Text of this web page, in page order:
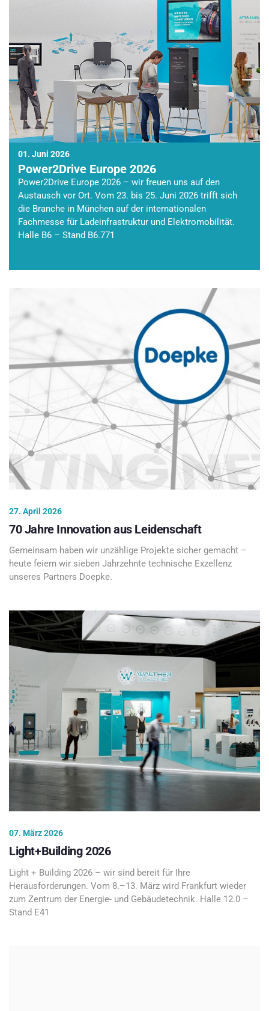
01. Juni 2026
Power2Drive Europe 2026
Power2Drive Europe 2026 – wir freuen uns auf den
Austausch vor Ort. Vom 23. bis 25. Juni 2026 trifft sich
die Branche in München auf der internationalen
Fachmesse für Ladeinfrastruktur und Elektromobilität.
Halle B6 – Stand B6.771
27. April 2026
70 Jahre Innovation aus Leidenschaft
Gemeinsam haben wir unzählige Projekte sicher gemacht –
heute feiern wir sieben Jahrzehnte technische Exzellenz
unseres Partners Doepke.
07. März 2026
Light+Building 2026
Light + Building 2026 – wir sind bereit für Ihre
Herausforderungen. Vom 8.–13. März wird Frankfurt wieder
zum Zentrum der Energie- und Gebäudetechnik. Halle 12.0 –
Stand E41